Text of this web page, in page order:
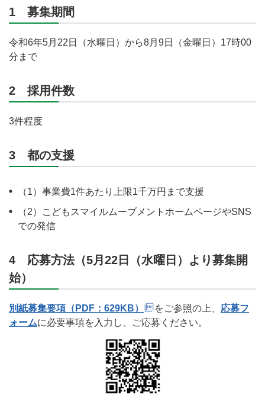
1 募集期間
令和6年5月22日（水曜日）から8月9日（金曜日）17時00
分まで
2 採用件数
3件程度
3 都の支援
（1）事業費1件あたり上限1千万円まで支援
（2）こどもスマイルムーブメントホームページやSNS
での発信
4 応募方法（5月22日（水曜日）より募集開
始）
別紙募集要項（PDF：629KB） をご参照の上、 応募フ
ォームに必要事項を入力し、ご応募ください。